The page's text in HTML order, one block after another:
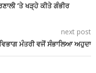
’ਤੇ ਖੜ੍ਹੇ ਕੀਤੇ ਗੰਭੀਰ
next post
ਮੰਤਰੀ ਵਜੋਂ ਸੰਭਾਲਿਆ ਅਹੁਦਾ